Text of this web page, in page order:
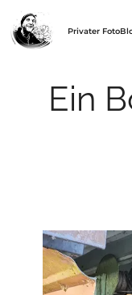
Privater
Ein